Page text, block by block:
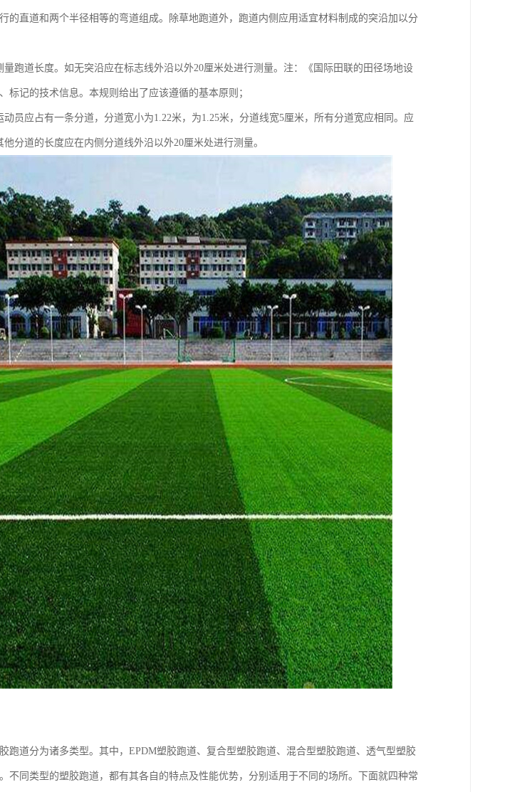
的直道和两个半径相等的弯道组成。除草地跑道外，跑道内侧应用适宜材料制成的突沿加以分
跑道长度。如无突沿应在标志线外沿以外20厘米处进行测量。注：《国际田联的田径场地设
标记的技术信息。本规则给出了应该遵循的基本原则；
动员应占有一条分道，分道宽小为1.22米，为1.25米，分道线宽5厘米，所有分道宽应相同。应
分道的长度应在内侧分道线外沿以外20厘米处进行测量。
跑道分为诸多类型。其中，EPDM塑胶跑道、复合型塑胶跑道、混合型塑胶跑道、透气型塑胶
不同类型的塑胶跑道，都有其各自的特点及性能优势，分别适用于不同的场所。下面就四种常